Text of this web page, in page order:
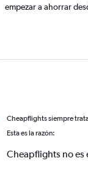
empezar a ahorrar
Cheapflights siempre
Esta es la razón:
Cheapflights no es